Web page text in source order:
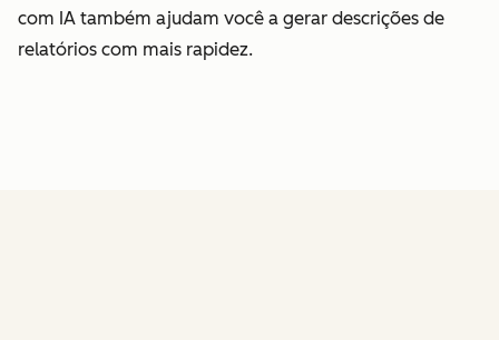
com IA também ajudam você a gerar descrições de
relatórios com mais rapidez.